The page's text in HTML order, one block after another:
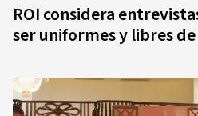
ROI considera
ser uniformes y libres de